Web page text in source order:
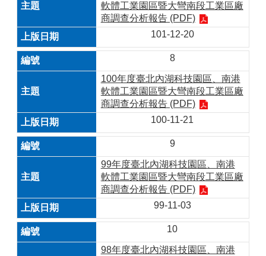
軟體工業園區暨大彎南段工業區廠
商調查分析報告 (PDF)
101-12-20
8
100年度臺北內湖科技園區、南港
軟體工業園區暨大彎南段工業區廠
商調查分析報告 (PDF)
100-11-21
9
99年度臺北內湖科技園區、南港
軟體工業園區暨大彎南段工業區廠
商調查分析報告 (PDF)
99-11-03
10
98年度臺北內湖科技園區、南港